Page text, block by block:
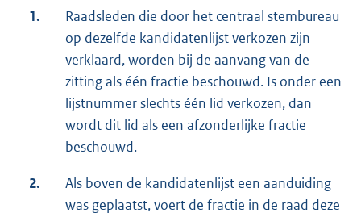
1.
Raadsleden die door het centraal stembureau
op dezelfde kandidatenlijst verkozen zijn
verklaard, worden bij de aanvang van de
zitting als één fractie beschouwd. Is onder een
lijstnummer slechts één lid verkozen, dan
wordt dit lid als een afzonderlijke fractie
beschouwd.
2.
Als boven de kandidatenlijst een aanduiding
was geplaatst, voert de fractie in de raad deze